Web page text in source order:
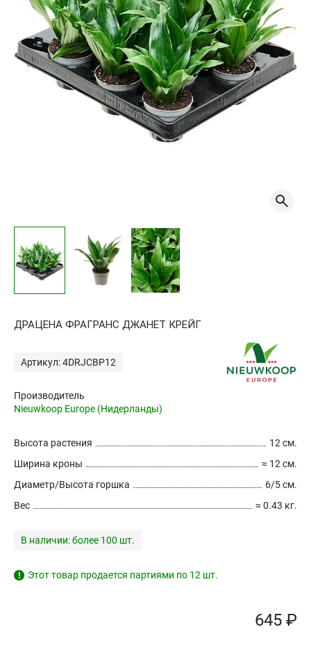
ДРАЦЕНА ФРАГРАНС ДЖАНЕТ КРЕЙГ
Артикул: 4DRJCBP12
Производитель
Nieuwkoop Europe (Нидерланды)
12 см.
Высота растения
≈ 12 см.
Ширина кроны
6/5 см.
Диаметр/Высота горшка
≈ 0.43 кг.
Вес
В наличии:более 100 шт.
! Этот товар продается партиями по 12 шт.
645 ₽